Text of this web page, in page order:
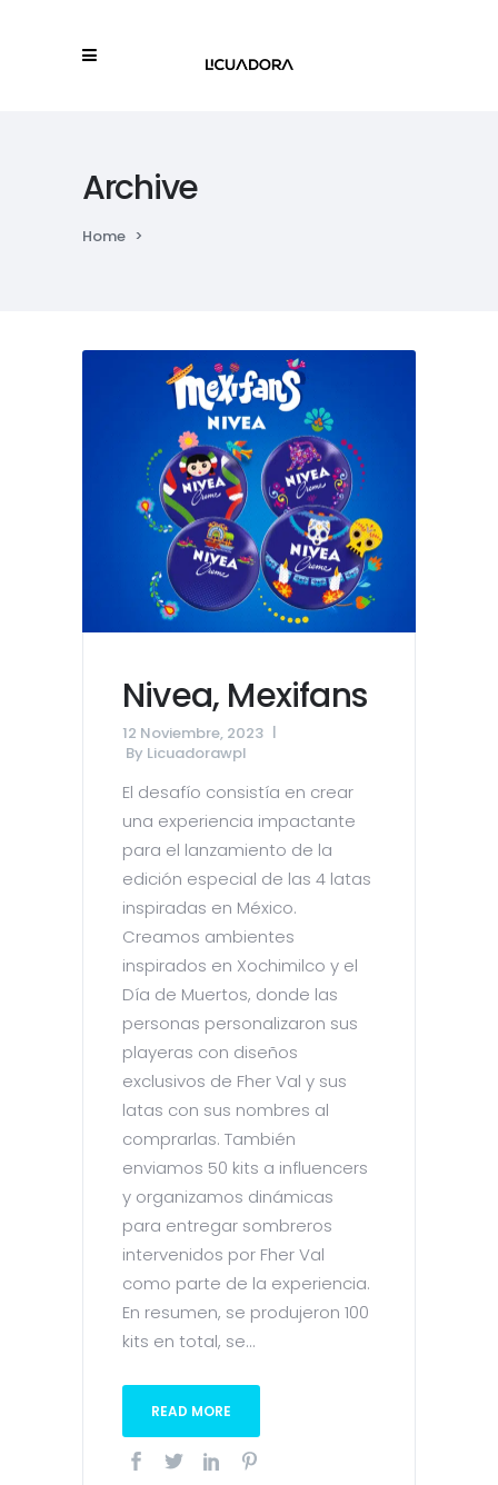
Archive
Home >
Nivea, Mexifans
12 Noviembre, 2023
By Licuadorawpl
El desafío consistía en crear
una experiencia impactante
para el lanzamiento de la
edición especial de las 4 latas
inspiradas en México.
Creamos ambientes
inspirados en Xochimilco y el
Día de Muertos, donde las
personas personalizaron sus
playeras con diseños
exclusivos de Fher Val y sus
latas con sus nombres al
comprarlas. También
enviamos 50 kits a influencers
y organizamos dinámicas
para entregar sombreros
intervenidos por Fher Val
como parte de la experiencia.
En resumen, se produjeron 100
kits en total, se...
READ MORE